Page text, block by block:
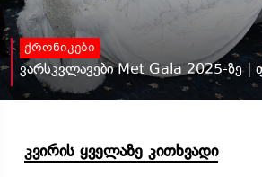
ქრონიკები
ვარსკვლავები Met Gala 2025-ზე |
კვირის ყველაზე კითხვადი